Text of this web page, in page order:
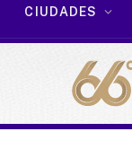
CIUDADES